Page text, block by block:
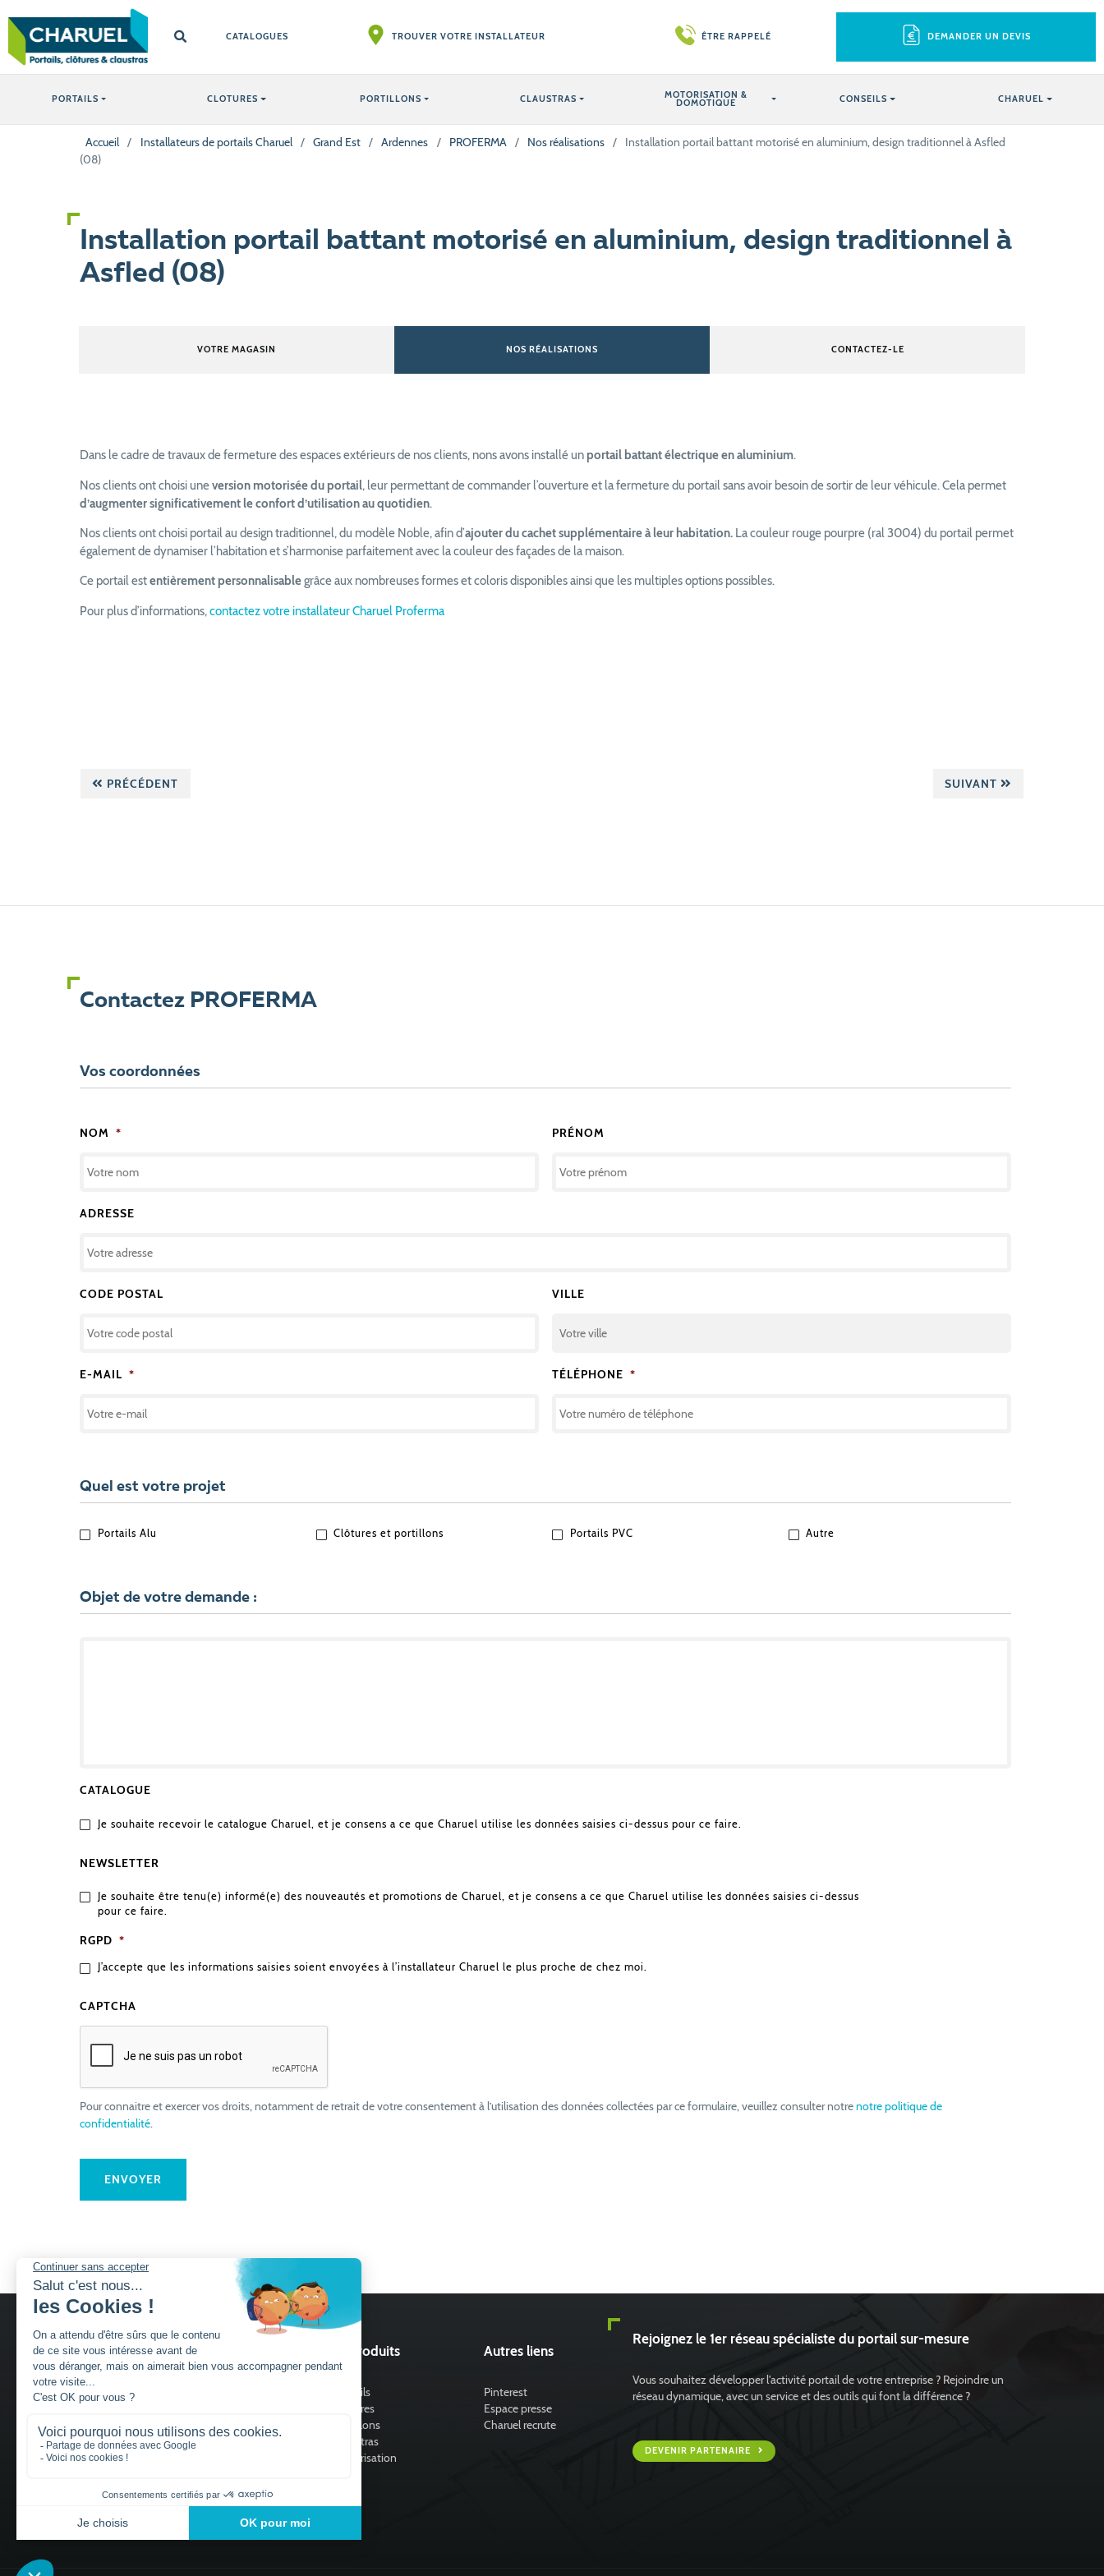
CATALOGUES TROUVER VOTRE INSTALLATEUR ÊTRE RAPPELÉ DEMANDER UN DEVIS
PORTAILS CLOTURES PORTILLONS CLAUSTRAS MOTORISATION &
DOMOTIQUE CONSEILS CHARUEL
Accueil / Installateurs de portails Charuel / Grand Est / Ardennes / PROFERMA / Nos réalisations /
Installation portail battant motorisé en aluminium, design traditionnel à Asfled
(08)
Installation portail battant motorisé en aluminium, design traditionnel à
Asfled (08)
VOTRE MAGASIN NOS RÉALISATIONS CONTACTEZ-LE
Dans le cadre de travaux de fermeture des espaces extérieurs de nos clients, nons avons installé un portail battant électrique en aluminium.
Nos clients ont choisi uneversion motorisée du portail, leur permettant de commander l’ouverture et la fermeture du portail sans avoir besoin de sortir de leur véhicule. Cela permet
d’augmenter significativement le confort d’utilisation au quotidien.
Nos clients ont choisi portail au design traditionnel, du modèle Noble, afin d’ajouter du cachet supplémentaire à leur habitation. La couleur rouge pourpre (ral 3004) du portail permet
également de dynamiser l’habitation et s’harmonise parfaitement avec la couleur des façades de la maison.
Ce portail estentièrement personnalisablegrâce aux nombreuses formes et coloris disponibles ainsi que les multiples options possibles.
Pour plus d’informations,contactez votre installateur Charuel Proferma
PRÉCÉDENT SUIVANT
Contactez PROFERMA
Vos coordonnées
NOM * PRÉNOM
ADRESSE
CODE POSTAL VILLE
E-MAIL * TÉLÉPHONE *
Quel est votre projet
QUEL
?
Portails Alu Clôtures et portillons Portails PVC Autre
Objet de votre demande :
CATALOGUE
Je souhaite recevoir le catalogue Charuel, et je consens a ce que Charuel utilise les données saisies ci-dessus pour ce faire.
NEWSLETTER
Je souhaite être tenu(e) informé(e) des nouveautés et promotions de Charuel, et je consens a ce que Charuel utilise les données saisies ci-dessus
pour ce faire.
RGPD *
J’accepte que les informations saisies soient envoyées à l’installateur Charuel le plus proche de chez moi.
CAPTCHA
Pour connaitre et exercer vos droits, notamment de retrait de votre consentement à l’utilisation des données collectées par ce formulaire, veuillez consulter notrenotre politique de
confidentialité.
Nos services
Découvrir Charuel
Guide de choix portails
Trouver un installateur
Devis gratuit
Nos produits
Portails
Clôtures
Portillons
Claustras
Motorisation
Autres liens
Pinterest
Espace presse
Charuel recrute
Rejoignez le 1er réseau spécialiste du portail sur-mesure
Vous souhaitez développer l'activité portail de votre entreprise ? Rejoindre un
réseau dynamique, avec un service et des outils qui font la différence ?
DEVENIR PARTENAIRE